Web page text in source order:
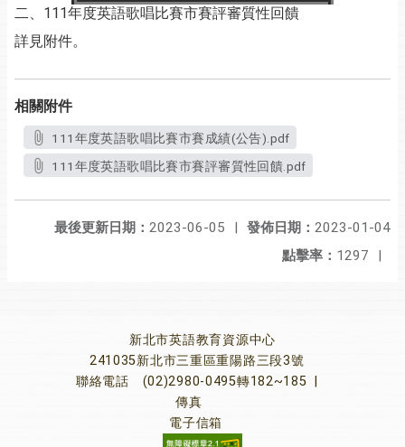
二、111年度英語歌唱比賽市賽評審質性回饋
詳見附件。
相關附件
111年度英語歌唱比賽市賽成績(公告).pdf
111年度英語歌唱比賽市賽評審質性回饋.pdf
發佈日期： 2023-01-04
最後更新日期： 2023-06-05
|
點擊率： 1297 |
新北市英語教育資源中心
241035新北市三重區重陽路三段3號
聯絡電話
(02)2980-0495轉182~185
傳真
電子信箱